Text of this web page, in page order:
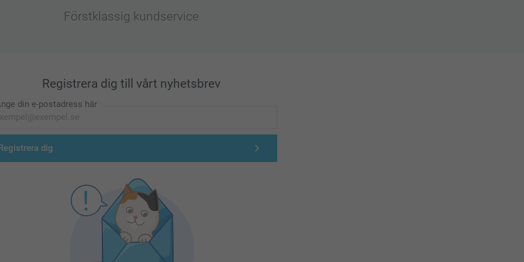
Förstklassig kundservice
Registrera dig till vårt nyhetsbrev
din e-postadress här
dig